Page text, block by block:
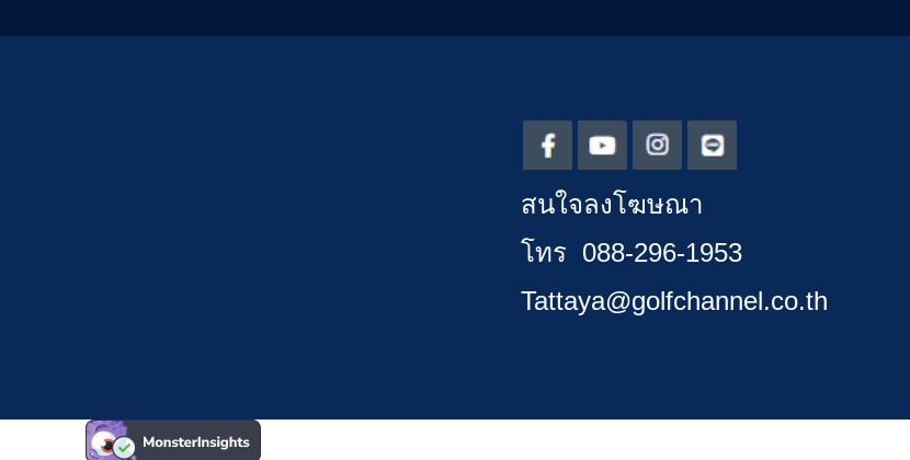
สนใจลงโฆษณา
โทร 088-296-1953
Tattaya@golfchannel.co.th